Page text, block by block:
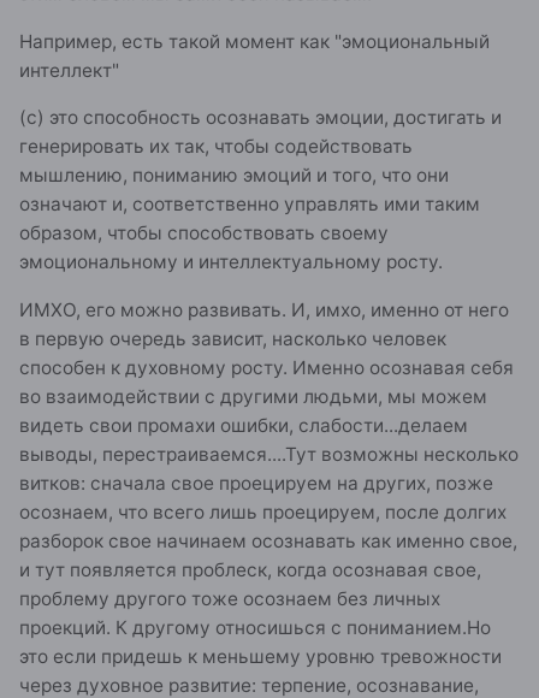
Например, есть такой момент как "эмоциональный
интеллект"
(с) это способность осознавать эмоции, достигать и
генерировать их так, чтобы содействовать
мышлению, пониманию эмоций и того, что они
означают и, соответственно управлять ими таким
образом, чтобы способствовать своему
эмоциональному и интеллектуальному росту.
ИМХО, его можно развивать. И, имхо, именно от него
в первую очередь зависит, насколько человек
способен к духовному росту. Именно осознавая себя
во взаимодействии с другими людьми, мы можем
видеть свои промахи ошибки, слабости...делаем
выводы, перестраиваемся....Тут возможны несколько
витков: сначала свое проецируем на других, позже
осознаем, что всего лишь проецируем, после долгих
разборок свое начинаем осознавать как именно свое,
и тут появляется проблеск, когда осознавая свое,
проблему другого тоже осознаем без личных
проекций. К другому относишься с пониманием.Но
это если придешь к меньшему уровню тревожности
через духовное развитие: терпение, осознавание,